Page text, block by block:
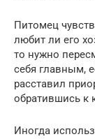
Питомец
любит ли его
то нужно
себя главным,
расставил
обратившись к
Иногда